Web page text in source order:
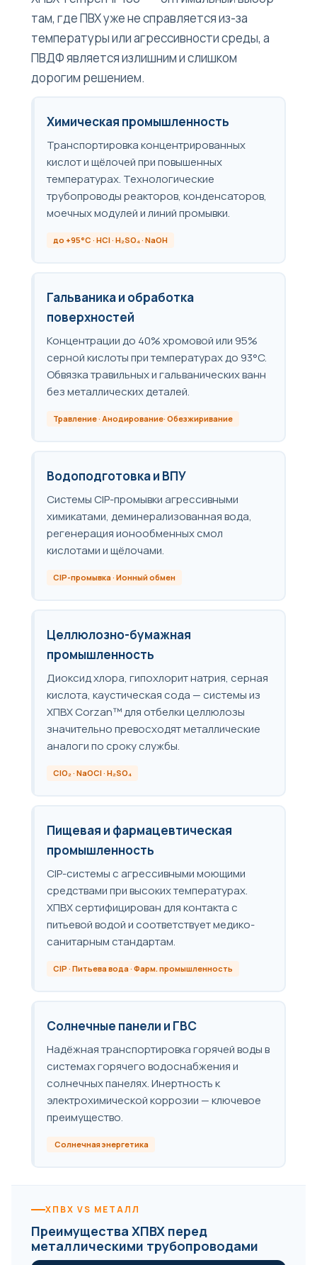
там, где ПВХ уже не справляется из-за
температуры или агрессивности среды, а
ПВДФ является излишним и слишком
дорогим решением.
Химическая промышленность
Транспортировка концентрированных
кислот и щёлочей при повышенных
температурах. Технологические
трубопроводы реакторов, конденсаторов,
моечных модулей и линий промывки.
до +95°C · HCl · H₂SO₄ · NaOH
Гальваника и обработка
поверхностей
Концентрации до 40% хромовой или 95%
серной кислоты при температурах до 93°C.
Обвязка травильных и гальванических ванн
без металлических деталей.
Травление · Анодирование· Обезжиривание
Водоподготовка и ВПУ
Системы CIP-промывки агрессивными
химикатами, деминерализованная вода,
регенерация ионообменных смол
кислотами и щёлочами.
CIP-промывка · Ионный обмен
Целлюлозно-бумажная
промышленность
Диоксид хлора, гипохлорит натрия, серная
кислота, каустическая сода — системы из
ХПВХ Corzan™ для отбелки целлюлозы
значительно превосходят металлические
аналоги по сроку службы.
ClO₂ · NaOCl · H₂SO₄
Пищевая и фармацевтическая
промышленность
CIP-системы с агрессивными моющими
средствами при высоких температурах.
ХПВХ сертифицирован для контакта с
питьевой водой и соответствует медико-
санитарным стандартам.
CIP · Питьева вода · Фарм. промышленность
Солнечные панели и ГВС
Надёжная транспортировка горячей воды в
системах горячего водоснабжения и
солнечных панелях. Инертность к
электрохимической коррозии — ключевое
преимущество.
Солнечная энергетика
ХПВХ VS МЕТАЛЛ
Преимущества ХПВХ перед
металлическими трубопроводами